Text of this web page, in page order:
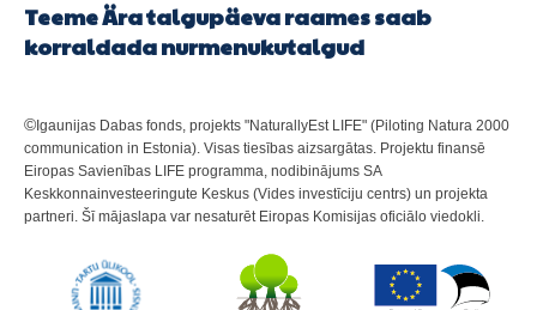
Teeme Ära talgupäeva raames saab
korraldada nurmenukutalgud
© Igaunijas Dabas fonds, projekts "NaturallyEst LIFE" (Piloting Natura 2000
communication in Estonia). Visas tiesības aizsargātas. Projektu finansē
Eiropas Savienības LIFE programma, nodibinājums SA
Keskkonnainvesteeringute Keskus (Vides investīciju centrs) un projekta
partneri. Šī mājaslapa var nesaturēt Eiropas Komisijas oficiālo viedokli.